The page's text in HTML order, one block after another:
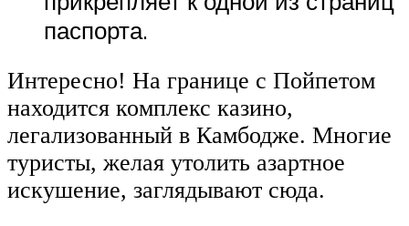
паспорта.
Интересно! На границе с Пойпетом
находится комплекс казино,
легализованный в Камбодже. Многие
туристы, желая утолить азартное
искушение, заглядывают сюда.